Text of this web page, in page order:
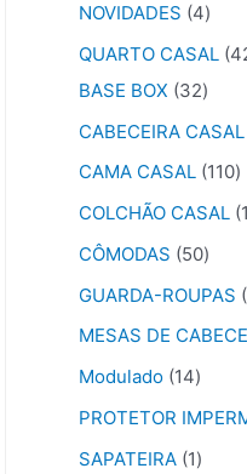
NOVIDADES 4
QUARTO CASAL
BASE BOX 32
CABECEIRA CASAL
CAMA CASAL 110
COLCHÃO CASAL
CÔMODAS 50
GUARDA-ROUPAS
MESAS DE
Modulado 14
PROTETOR
SAPATEIRA 1